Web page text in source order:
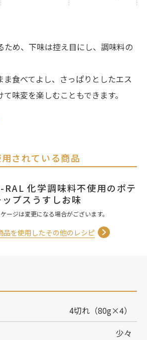
ため、下味は控え目にし、調味料の
ま食べてよし、さっぱりとしたエス
味変を楽しむこともできます。
されている商品
RAL 化学調味料不使用のポテ
ップスうすしお味
ージは変更になる場合がございます。
品を使用したその他のレシピ
4切れ（80g×4）
少々